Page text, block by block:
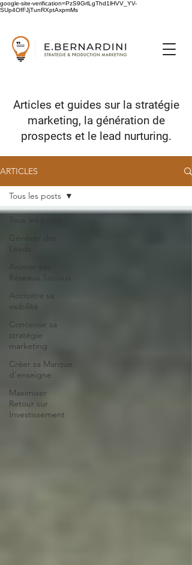
google-site-verification=PzS9GrlLgThd1lHVV_YV-
SUp4OfFJjTunRXptAxpmMs
Articles et guides surla stratégie
marketing, la génération de
prospects et le lead nurturing.
ARTICLES
Générer des
Réseaux Sociaux
Accroître sa
visibilité
Concevoir sa
stratégie
marketing
Créer sa Marque
d'enseigne
Maximiser
Retour sur
Investissement
Tous les posts